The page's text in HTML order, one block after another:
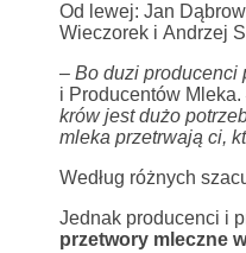
Od lewej: Jan
Wieczorek i Andrzej
– Bo duzi producenci
i Producentów Mleka.
krów jest dużo
mleka przetrwają ci,
Według różnych
Jednak producenci i
przetwory mleczne